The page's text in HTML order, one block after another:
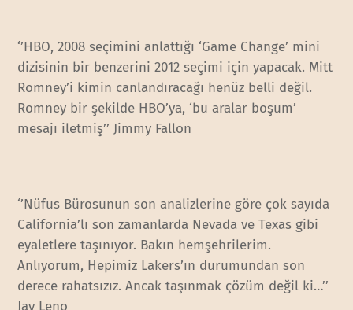
‘’HBO, 2008 seçimini anlattığı ‘Game Change’ mini
dizisinin bir benzerini 2012 seçimi için yapacak. Mitt
Romney’i kimin canlandıracağı henüz belli değil.
Romney bir şekilde HBO’ya, ‘bu aralar boşum’
mesajı iletmiş’’ Jimmy Fallon
‘’Nüfus Bürosunun son analizlerine göre çok sayıda
California’lı son zamanlarda Nevada ve Texas gibi
eyaletlere taşınıyor. Bakın hemşehrilerim.
Anlıyorum, Hepimiz Lakers’ın durumundan son
derece rahatsızız. Ancak taşınmak çözüm değil ki…’’
Jay Leno